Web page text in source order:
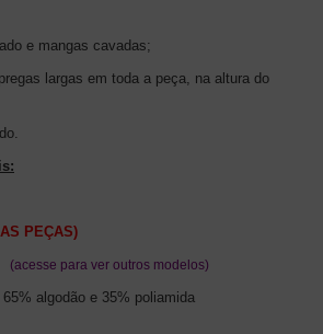
e mangas cavadas;
largas em toda a peça, na altura do
PEÇAS)
(acesse para ver outros modelos)
65% algodão e 35% poliamida